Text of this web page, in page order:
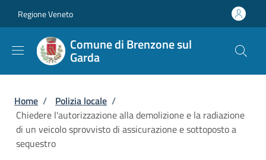
Regione Veneto
Comune di Brenzone sul
Garda
Briciole di pane
Home / Polizia locale /
Chiedere l'autorizzazione alla demolizione e la radiazione
di un veicolo sprovvisto di assicurazione e sottoposto a
sequestro